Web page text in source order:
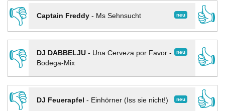
👎
neu
Captain Freddy- Ms Sehnsucht
👍
👎
neu
DJ DABBELJU- Una Cerveza por Favor -
Bodega-Mix
👍
👎
neu
DJ Feuerapfel - Einhörner (Iss sie nicht!)
👍